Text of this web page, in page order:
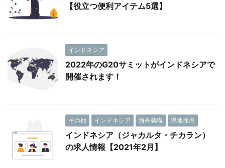
【役立つ便利アイテム5選】
インドネシア
2022年のG20サミットがインドネシアで
開催されます！
その他 インドネシア 海外就職 現地採用
インドネシア（ジャカルタ・チカラン）
の求人情報【2021年2月】